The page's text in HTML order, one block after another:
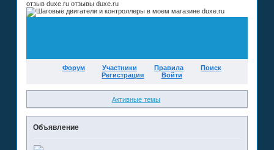
отзыв duxe.ru отзывы duxe.ru
Форум Участники Правила
Поиск
Регистрация
Войти
Активные темы
Объявление